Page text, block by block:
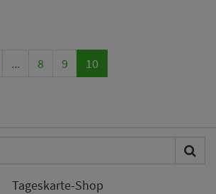
... 8 9 10
Tageskarte-Shop